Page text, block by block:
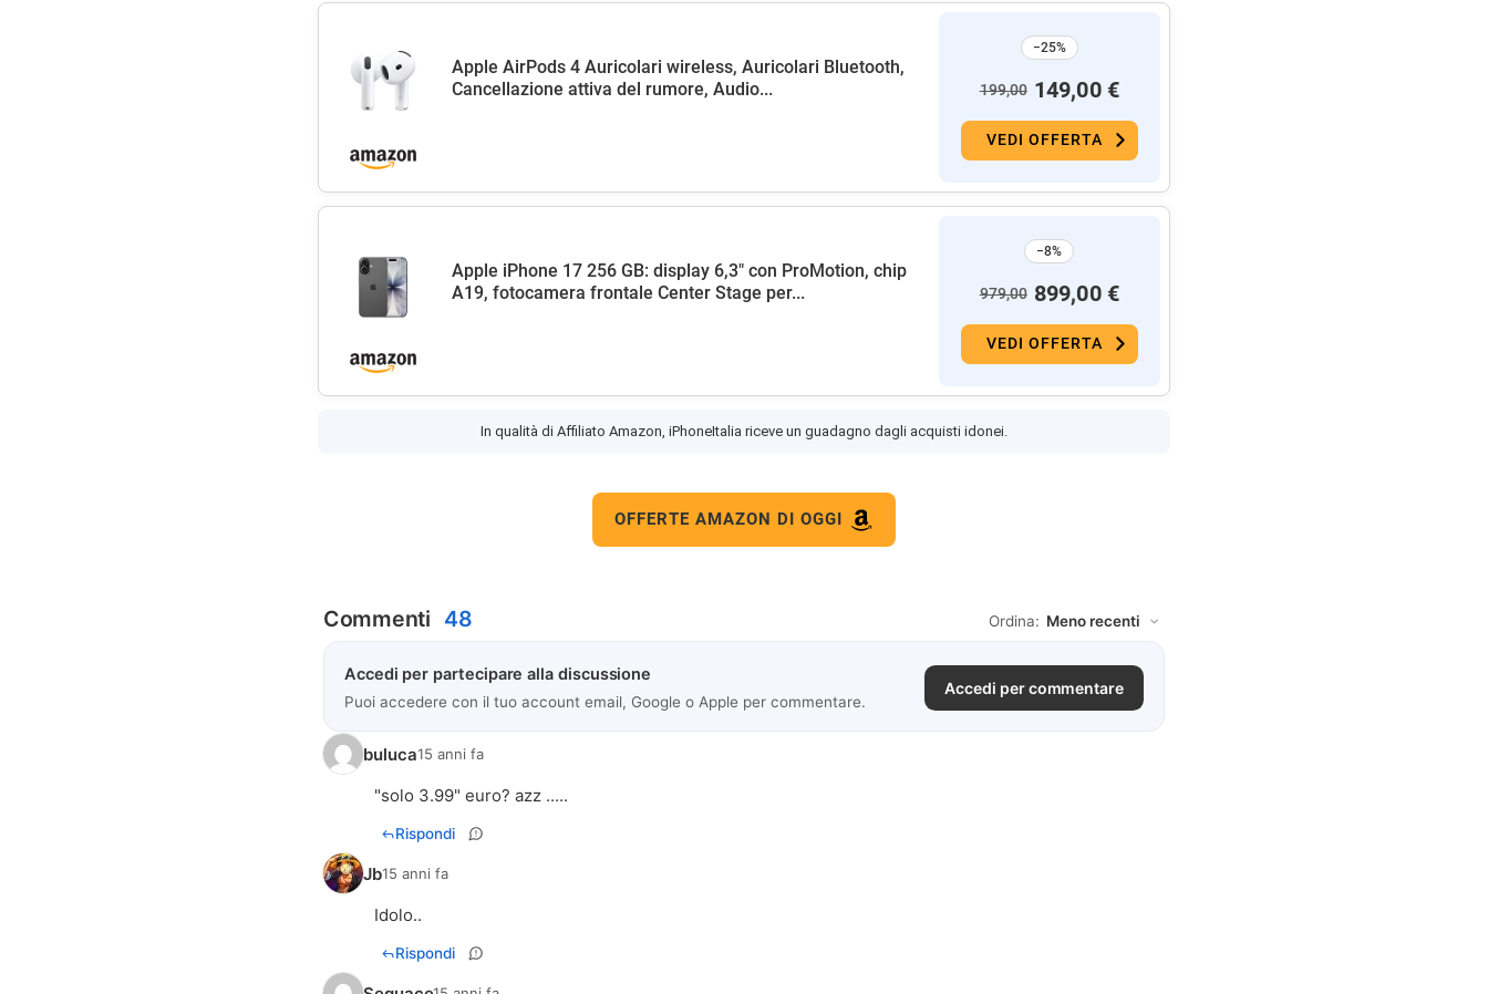
Apple AirPods 4 Auricolari wireless, Auricolari Bluetooth,
Cancellazione attiva del rumore, Audio...
−25%
199,00 149,00 €
VEDI OFFERTA
Apple iPhone 17 256 GB: display 6,3" con ProMotion, chip
A19, fotocamera frontale Center Stage per...
−8%
979,00 899,00 €
VEDI OFFERTA
In qualità di Affiliato Amazon, iPhoneItalia riceve un guadagno dagli acquisti idonei.
OFFERTE AMAZON DI OGGI
Commenti 48 Ordina:
Accedi per partecipare alla discussione
Puoi accedere con il tuo account email, Google o Apple per commentare.
Accedi per commentare
buluca15 anni fa
"solo 3.99" euro? azz .....
Rispondi
Jb15 anni fa
Idolo..
Rispondi